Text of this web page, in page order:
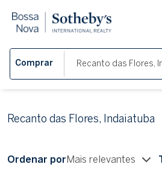
Comprar
Recanto das Flores, Indaiatuba
Ordenar por Mais relevantes